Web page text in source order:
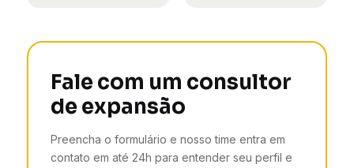
Fale com um consultor
de expansão
Preencha o formulário e nosso time entra em
contato em até 24h para entender seu perfil e